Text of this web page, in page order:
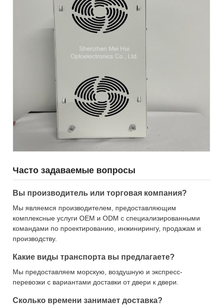
Часто задаваемые вопросы
Вы производитель или торговая компания?
Мы являемся производителем, предоставляющим
комплексные услуги OEM и ODM с специализированными
командами по проектированию, инжинирингу, продажам и
производству.
Какие виды транспорта вы предлагаете?
Мы предоставляем морскую, воздушную и экспресс-
перевозки с вариантами доставки от двери к двери.
Сколько времени занимает доставка?